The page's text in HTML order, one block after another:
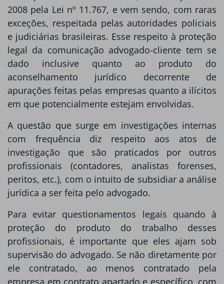
2008 pela Lei nº 11.767, e vem sendo, com raras
exceções, respeitada pelas autoridades policiais
e judiciárias brasileiras. Esse respeito à proteção
legal da comunicação advogado-cliente tem se
dado inclusive quanto ao produto do
aconselhamento jurídico decorrente de
apurações feitas pelas empresas quanto a ilícitos
em que potencialmente estejam envolvidas.
A questão que surge em investigações internas
com frequência diz respeito aos atos de
investigação que são praticados por outros
profissionais (contadores, analistas forenses,
peritos, etc.), com o intuito de subsidiar a análise
jurídica a ser feita pelo advogado.
Para evitar questionamentos legais quando à
proteção do produto do trabalho desses
profissionais, é importante que eles ajam sob
supervisão do advogado. Se não diretamente por
ele contratado, ao menos contratado pela
empresa em contrato apartado e específico, com